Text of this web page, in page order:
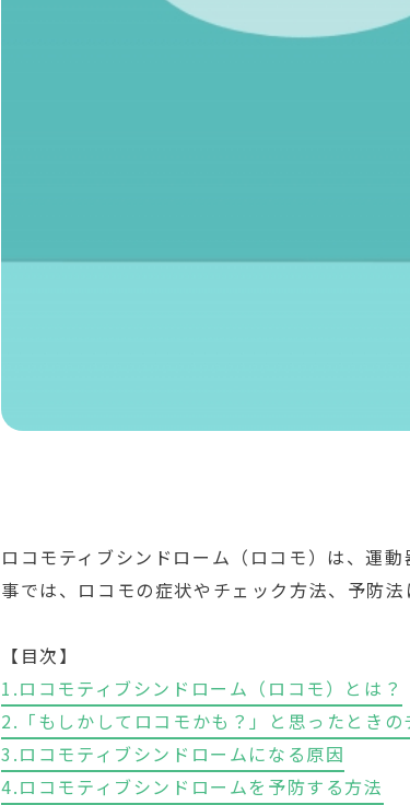
ロコモティブシンドローム（ロコモ）は、運
事では、ロコモの症状やチェック方法、予防法
【目次】
1.ロコモティブシンドローム（ロコモ）とは？
2.「もしかしてロコモかも？」と思ったときの
3.ロコモティブシンドロームになる原因
4.ロコモティブシンドロームを予防する方法